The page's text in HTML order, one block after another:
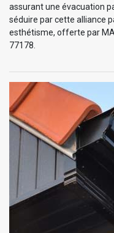
assurant une évacuation
séduire par cette alliance
esthétisme, offerte par
77178.